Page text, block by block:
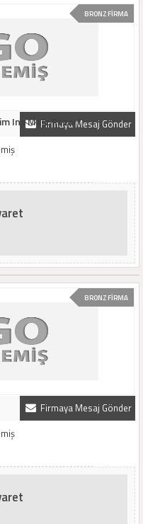
BRONZ FİRMA
Firmaya Mesaj Gönder
Inş Malz Pazarl
BRONZ FİRMA
Firmaya Mesaj Gönder